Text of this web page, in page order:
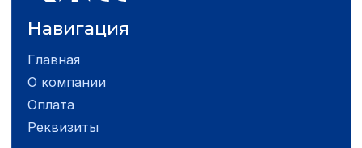
Навигация
Главная
О компании
Оплата
Реквизиты